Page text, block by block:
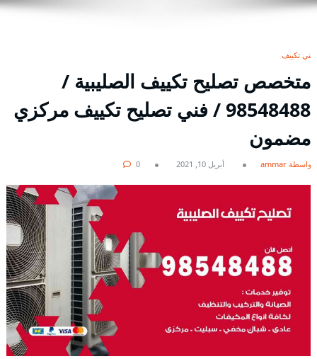
فني تكييف
متخصص تصليح تكييف الصليبية /
98548488 / فني تصليح تكييف مركزي
مضمون
بواسطة ammar أبريل 10, 2021 0